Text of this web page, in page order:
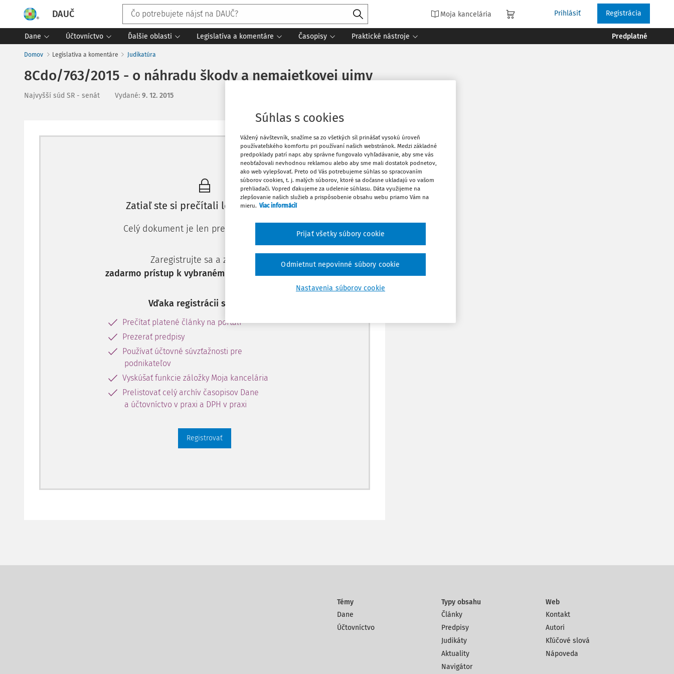
DAUČ Moja kancelária Prihlásiť Registrácia
Dane Účtovníctvo Ďalšie oblasti Legislatíva a komentáre Časopisy Praktické nástroje Predplatné
Domov Legislatíva a komentáre Judikatúra
8Cdo/763/2015 - o náhradu škody a nemajetkovej ujmy
Najvyšší súd SR - senát Vydané: 9. 12. 2015
Máte predplatné? Prihláste sa
Zatiaľ ste si prečítali len začiatok...
Celý dokument je len pre predplatiteľov.
Zaregistrujte sa a získajte
zadarmo prístup k vybranému obsahu na 10 dní.
Vďaka registrácii si môžete
Prečítať platené články na portáli
Prezerať predpisy
Používať účtovné súvzťažnosti pre
podnikateľov
Vyskúšať funkcie záložky Moja kancelária
Prelistovať celý archív časopisov Dane
a účtovníctvo v praxi a DPH v praxi
Registrovať
Obľúbené
Stiahnuť
Vytlačiť
Témy
Dane
Účtovníctvo
Typy obsahu
Články
Predpisy
Judikáty
Aktuality
Navigátor
Web
Kontakt
Autori
Kľúčové slová
Nápoveda
Súhlas s cookies
Vážený návštevník, snažíme sa zo všetkých síl prinášať vysokú úroveň
používateľského komfortu pri používaní našich webstránok. Medzi základné
predpoklady patrí napr. aby správne fungovalo vyhľadávanie, aby sme vás
neobťažovali nevhodnou reklamou alebo aby sme mali dostatok podnetov,
ako web vylepšovať. Preto od Vás potrebujeme súhlas so spracovaním
súborov cookies, t. j. malých súborov, ktoré sa dočasne ukladajú vo vašom
prehliadači. Vopred ďakujeme za udelenie súhlasu. Dáta využijeme na
zlepšovanie našich služieb a prispôsobenie obsahu webu priamo Vám na
mieru. Viac informácií
Nastavenia súborov cookie
Odmietnut nepovinné súbory cookie
Prijať všetky súbory cookie